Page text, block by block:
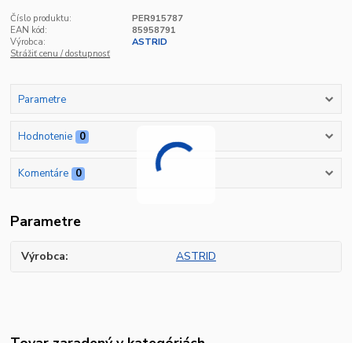
Číslo produktu:
PER915787
EAN kód:
85958791
Výrobca:
ASTRID
Strážiť cenu / dostupnosť
Parametre
Hodnotenie 0
Komentáre 0
Parametre
Výrobca ASTRID